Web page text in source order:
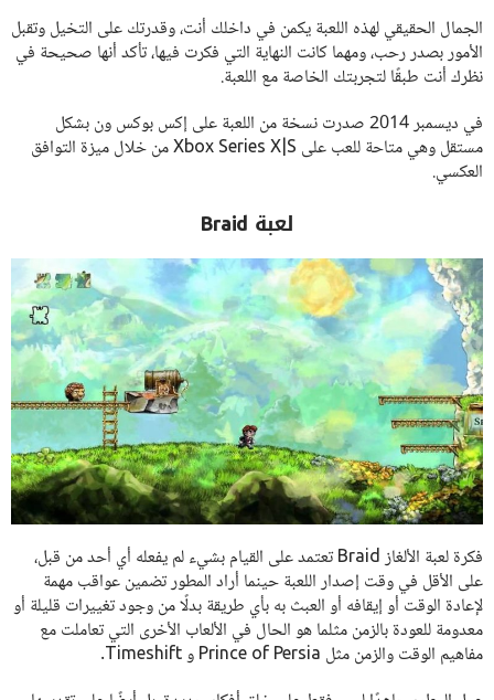
الجمال الحقيقي لهذه اللعبة يكمن في داخلك أنت، وقدرتك على التخيل وتقبل
الأمور بصدر رحب، ومهما كانت النهاية التي فكرت فيها، تأكد أنها صحيحة في
نظرك أنت طبقًا لتجربتك الخاصة مع اللعبة.
في ديسمبر 2014 صدرت نسخة من اللعبة على إكس بوكس ون بشكل
مستقل وهي متاحة للعب على Xbox Series X|S من خلال ميزة التوافق
العكسي.
لعبة Braid
فكرة لعبة الألغاز Braid تعتمد على القيام بشيء لم يفعله أي أحد من قبل،
على الأقل في وقت إصدار اللعبة حينما أراد المطور تضمين عواقب مهمة
لإعادة الوقت أو إيقافه أو العبث به بأي طريقة بدلًا من وجود تغييرات قليلة أو
معدومة للعودة بالزمن مثلما هو الحال في الألعاب الأخرى التي تعاملت مع
مفاهيم الوقت والزمن مثل Prince of Persia و Timeshift.